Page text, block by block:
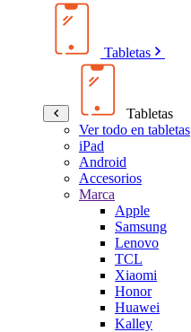
Tabletas
Tabletas
Ver todo en tabletas
iPad
Android
Accesorios
Marca
Apple
Samsung
Lenovo
TCL
Xiaomi
Honor
Huawei
Kalley